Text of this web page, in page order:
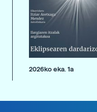
2026ko eka. 1a